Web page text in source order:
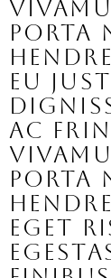
porta
eu
ac
porta
eget